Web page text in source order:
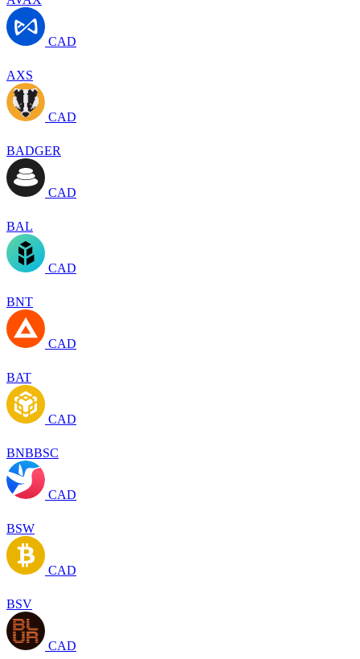
CAD
AXS
CAD
BADGER
CAD
BAL
CAD
BNT
CAD
BAT
CAD
BNBBSC
CAD
BSW
CAD
BSV
CAD